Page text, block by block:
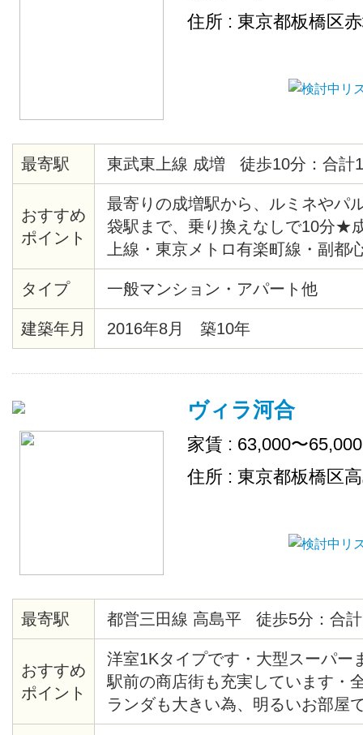
住所 : 東京都板橋区
最寄駅 東武東上線 成増 徒歩10分：合計
おすすめ
ポイント
最寄りの成増駅から、ルミネやパ
袋駅まで、乗り換えなしで10分★
上線・東京メトロ有楽町線・副都
ので、アクセス抜群です♪ 成増駅
200軒以上のお店があり、遅くま
多くあります！★ 物件周辺は、の
気で、住み心地のとてもいい環境
タイプ 一般マンション・アパート他
建築年月 2016年8月 築10年
ヴィラ河合
家賃 : 63,000〜
住所 : 東京都板橋区
最寄駅 都営三田線 高島平 徒歩5分：合
おすすめ
ポイント
洋室1Kタイプです・大型スーパー
駅前の商店街も充実しています・
ランダも大きい為、明るいお部屋
室、トイレ、キッチン新規入替済